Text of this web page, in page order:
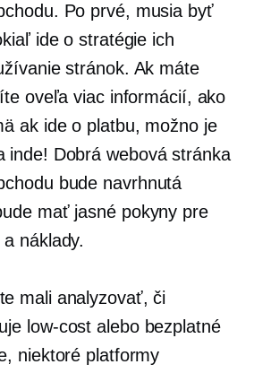
Po prvé, musia byť
ide o stratégie ich
stránok. Ak máte
oveľa viac informácií, ako
ak ide o platbu, možno je
inde! Dobrá webová stránka
bude navrhnutá
mať jasné pokyny pre
náklady.
mali analyzovať, či
low-cost alebo bezplatné
niektoré platformy